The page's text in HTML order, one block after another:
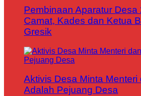
Pembinaan Aparatur Desa
Camat, Kades dan Ketua
Gresik
Aktivis Desa Minta Menteri
Adalah Pejuang Desa